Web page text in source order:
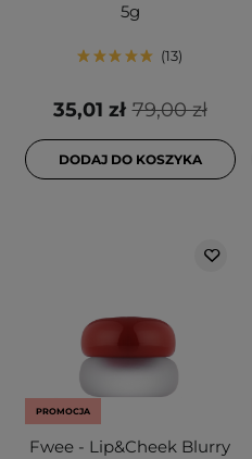
5g
13
79,00 zł
35,01 zł
DODAJ DO KOSZYKA
PROMOCJA
Fwee - Lip&Cheek Blurry